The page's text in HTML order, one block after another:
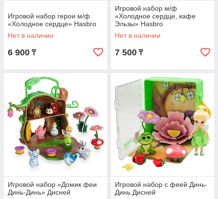
Игровой набор герои м/ф
«Холодное сердце» Hasbro
Нет в наличии
6 900 ₸
Игровой набор м/ф
«Холодное сердце, кафе
Эльзы» Hasbro
Нет в наличии
7 500 ₸
Игровой набор «Домик феи
Динь-Динь» Дисней
Игровой набор с феей Динь-
Динь Дисней